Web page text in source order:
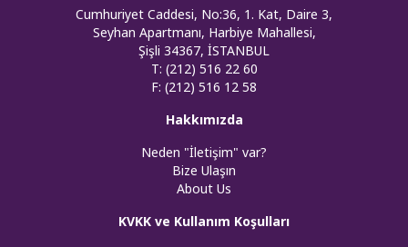
Cumhuriyet Caddesi, No:36, 1. Kat, Daire 3,
Seyhan Apartmanı, Harbiye Mahallesi,
Şişli 34367, İSTANBUL
T: (212) 516 22 60
F: (212) 516 12 58
Hakkımızda
Neden "İletişim" var?
Bize Ulaşın
About Us
KVKK ve Kullanım Koşulları